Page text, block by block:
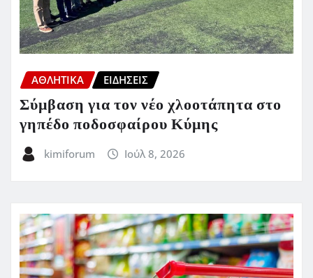
ΑΘΛΗΤΙΚΑ ΕΙΔΗΣΕΙΣ
Σύμβαση για τον νέο χλοοτάπητα στο
γηπέδο ποδοσφαίρου Κύμης
kimiforum Ιούλ 8, 2026